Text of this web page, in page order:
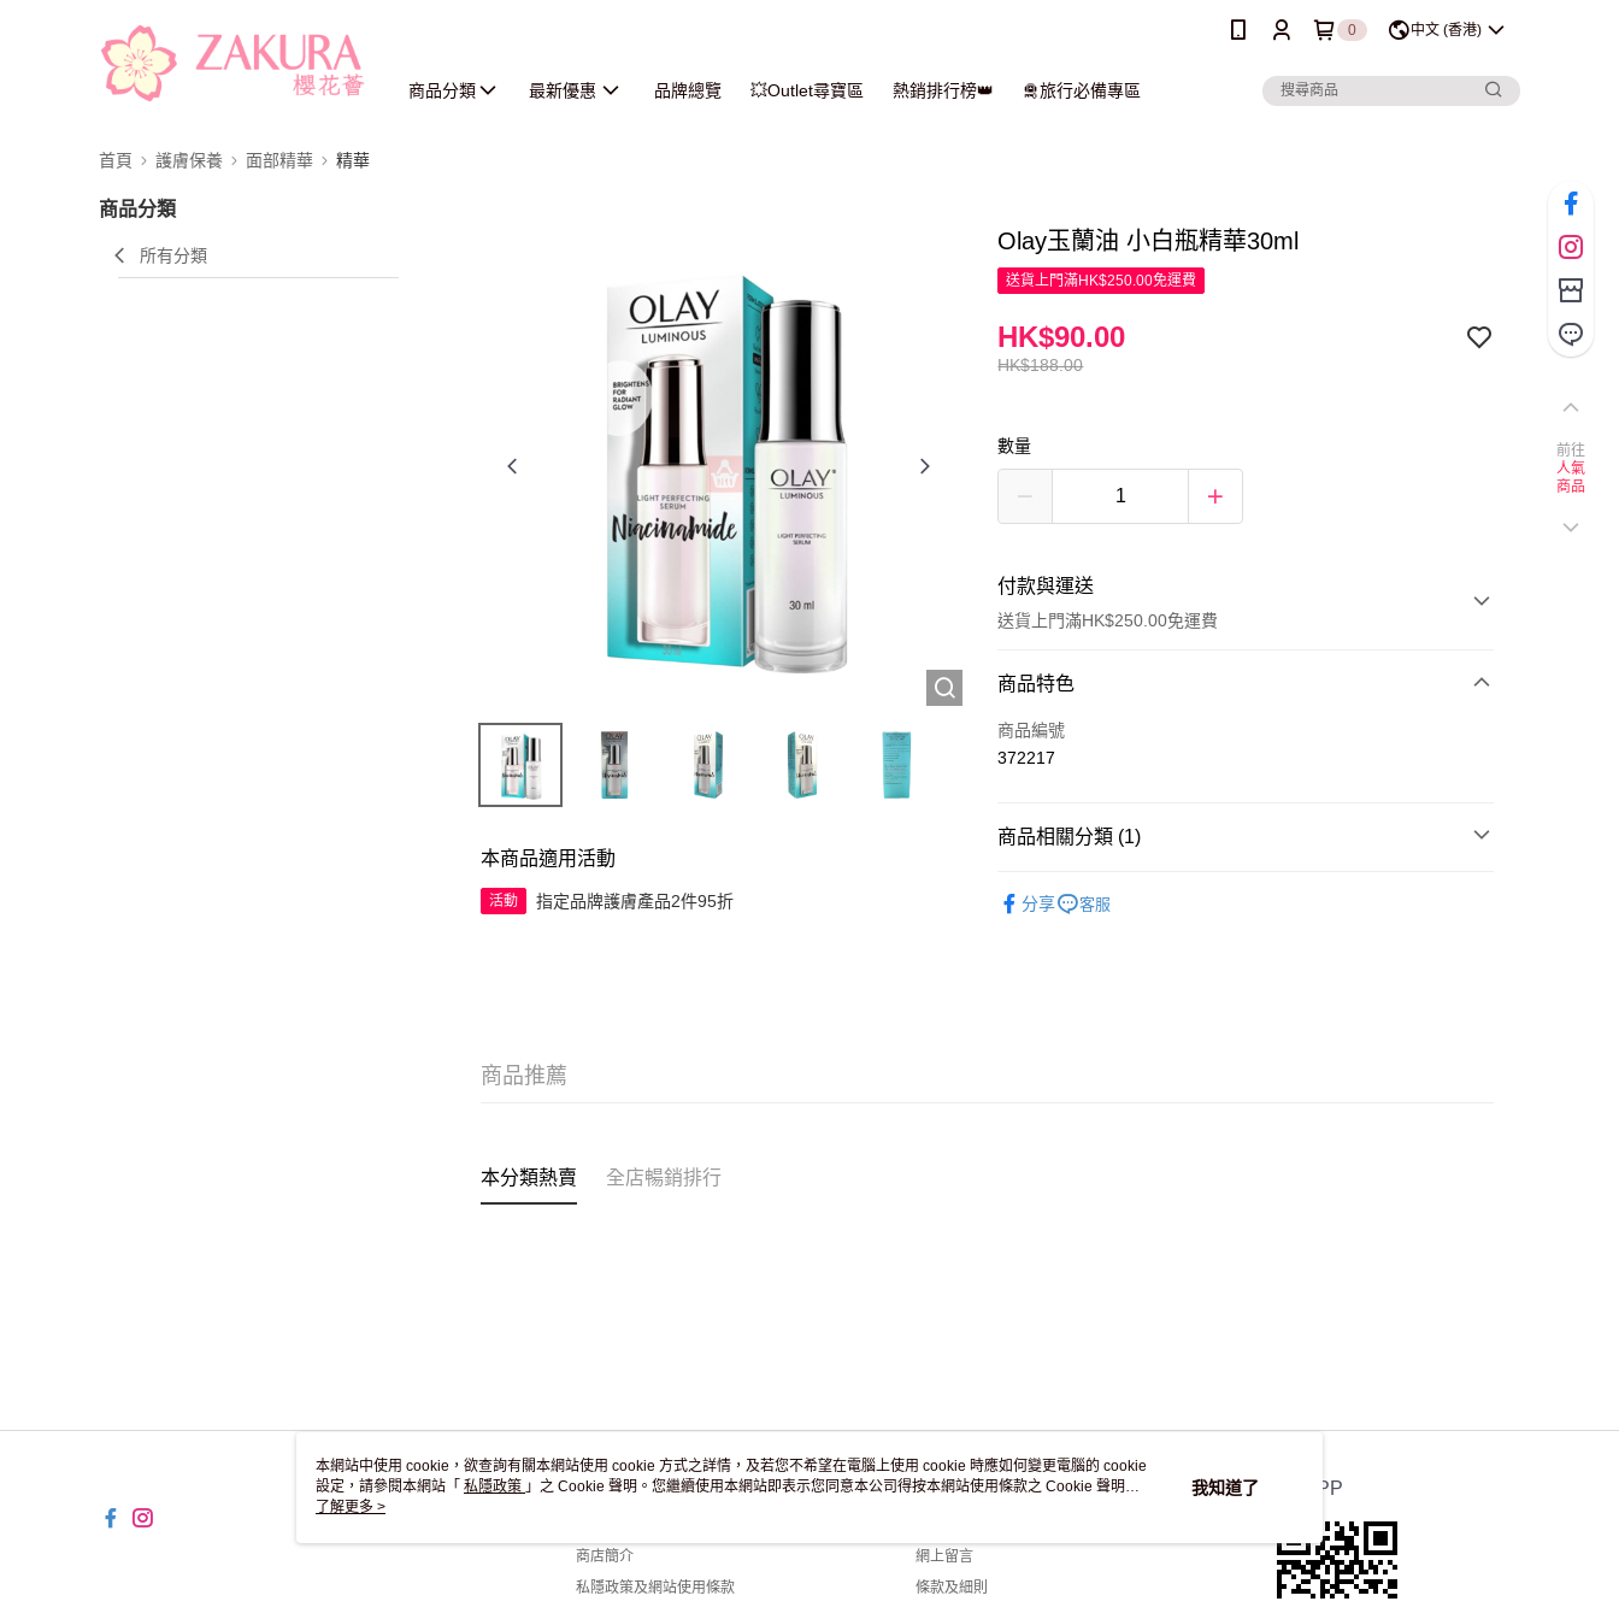
0 中文 (香港)
商品分類 最新優惠 品牌總覽 💥Outlet尋寶區 熱銷排行榜👑 🛅旅行必備專區
首頁 護膚保養 面部精華 精華
商品分類
所有分類
本商品適用活動
活動 指定品牌護膚產品2件95折
Olay玉蘭油 小白瓶精華30ml
送貨上門滿HK$250.00免運費
HK$188.00
HK$90.00
數量
付款與運送
送貨上門滿HK$250.00免運費
付款方式
信用卡
商品特色
商品編號
372217
商品相關分類 (1)
分享
客服
商品推薦
本分類熱賣 全店暢銷排行
關於我們
商店簡介
私隱政策及網站使用條款
客戶服務
網上留言
條款及細則
官方APP
前往
人氣
商品
本網站中使用 cookie，欲查詢有關本網站使用 cookie 方式之詳情，及若您不希望在電腦上使用 cookie 時應如何變更電腦的 cookie
設定，請參閱本網站「 私隱政策 」之 Cookie 聲明。您繼續使用本網站即表示您同意本公司得按本網站使用條款之 Cookie 聲明使
用 cookie。
了解更多 >
我知道了